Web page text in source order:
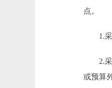
点。
1.采用
2.采用
或预算